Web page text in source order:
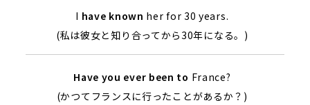
I have known her for 30 years.
(私は彼女と知り合ってから30年になる。)
Have you ever been to France?
(かつてフランスに行ったことがあるか？)